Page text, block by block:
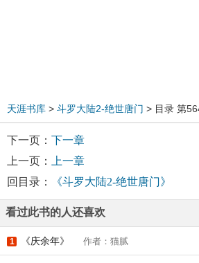
天涯书库 > 斗罗大陆2-绝世唐门 > 目录 第
下一页： 下一章
上一页：
上一章
回目录：
《斗罗大陆2-绝世唐门》
看过此书的人还喜欢
1 《庆余年》 作者：猫腻